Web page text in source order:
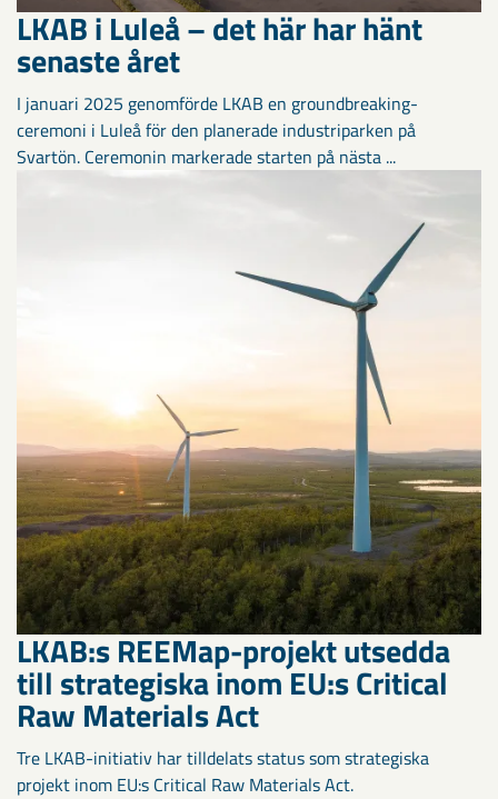
LKAB i Luleå – det här har hänt
senaste året
I januari 2025 genomförde LKAB en groundbreaking-
ceremoni i Luleå för den planerade industriparken på
Svartön. Ceremonin markerade starten på nästa ...
LKAB:s REEMap-projekt utsedda
till strategiska inom EU:s Critical
Raw Materials Act
Tre LKAB-initiativ har tilldelats status som strategiska
projekt inom EU:s Critical Raw Materials Act.